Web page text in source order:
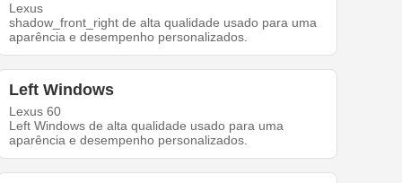
Lexus
shadow_front_right de alta qualidade usado para uma
aparência e desempenho personalizados.
Left Windows
Lexus 60
Left Windows de alta qualidade usado para uma
aparência e desempenho personalizados.